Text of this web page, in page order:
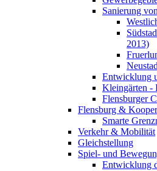
Sanierung
2013)
Entwicklung
Kleingärten -
Flensburger
Flensburg &
Smarte
Verkehr & Mobilität
Gleichstellung
Spiel- und
Entwicklung